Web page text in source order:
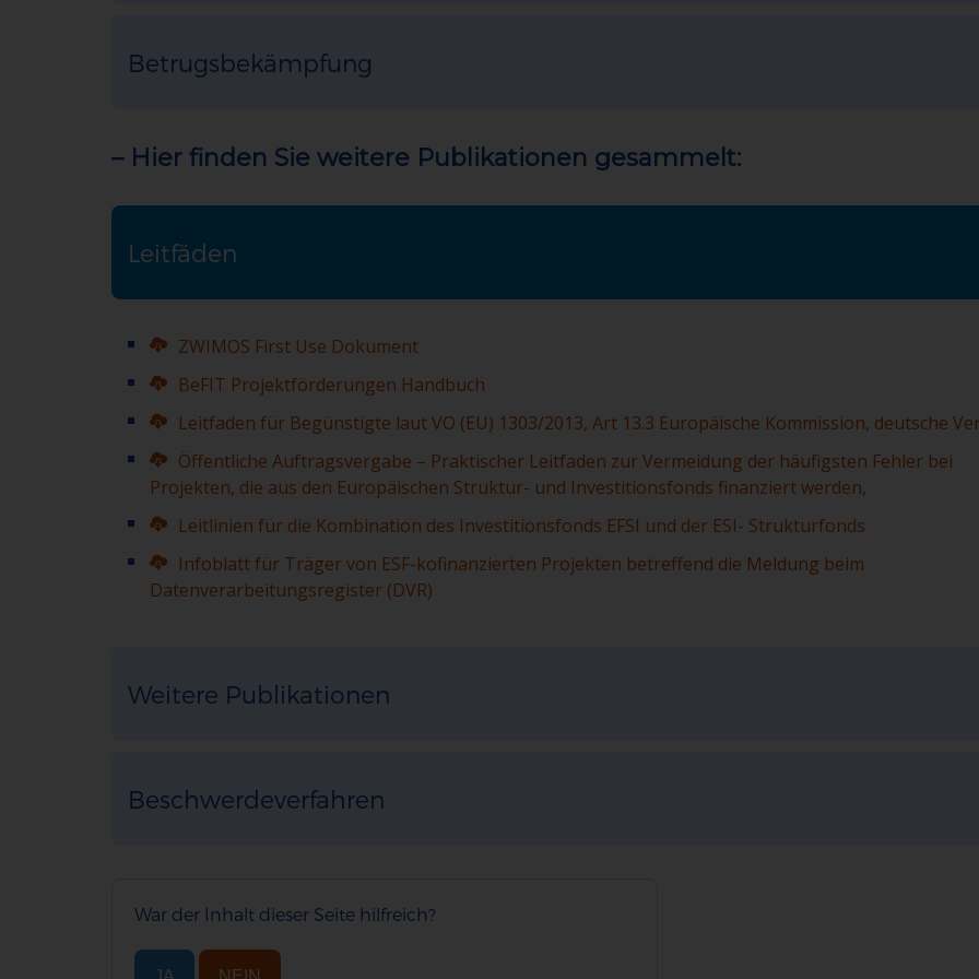
Betrugsbekämpfung
– Hier finden Sie weitere Publikationen gesammelt:
Leitfäden
ZWIMOS First Use Dokument
BeFIT Projektförderungen Handbuch
Leitfaden für Begünstigte laut VO (EU) 1303/2013, Art 13.3 Europäische Kommission, deutsche
Öffentliche Auftragsvergabe – Praktischer Leitfaden zur Vermeidung der häufigsten Fehler bei
Projekten, die aus den Europäischen Struktur- und Investitionsfonds finanziert werden,
Leitlinien für die Kombination des Investitionsfonds EFSI und der ESI- Strukturfonds
Infoblatt für Träger von ESF-kofinanzierten Projekten betreffend die Meldung beim
Datenverarbeitungsregister (DVR)
Weitere Publikationen
Beschwerdeverfahren
War der Inhalt dieser Seite hilfreich?